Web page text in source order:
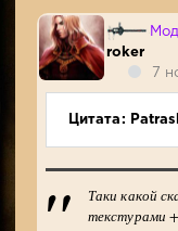
roker
7
Цитата:
Таки какой
текстурами